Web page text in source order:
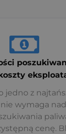
jedno z
wymaga
cenę.